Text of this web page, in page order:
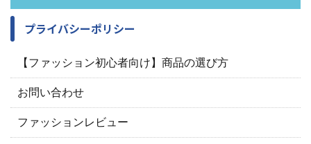
プライバシーポリシー
【ファッション初心者向け】商品の選び方
お問い合わせ
ファッションレビュー